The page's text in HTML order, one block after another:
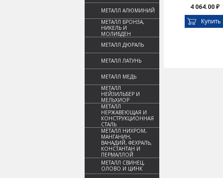
МЕТАЛЛ АЛЮМИНИЙ
МЕТАЛЛ БРОНЗА,
НИКЕЛЬ И
МОЛИБДЕН
МЕТАЛЛ ДЮРАЛЬ
МЕТАЛЛ ЛАТУНЬ
МЕТАЛЛ МЕДЬ
МЕТАЛЛ
НЕЙЗИЛЬБЕР И
МЕЛЬХИОР
МЕТАЛЛ
НЕРЖАВЕЮЩАЯ И
КОНСТРУКЦИОННАЯ
СТАЛЬ
МЕТАЛЛ НИХРОМ,
МАНГАНИН,
ВАНАДИЙ, ФЕХРАЛЬ,
КОНСТАНТАН И
ПЕРМАЛЛОЙ
МЕТАЛЛ СВИНЕЦ,
ОЛОВО И ЦИНК
4 064.00 ₽
Купить